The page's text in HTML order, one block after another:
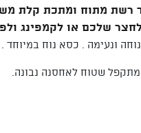
רשת מתוח ומתכת קלת
שלכם או לקמפינג
ונעימה . כסא נוח במיוחד .
שטוח לאחסנה נבונה.